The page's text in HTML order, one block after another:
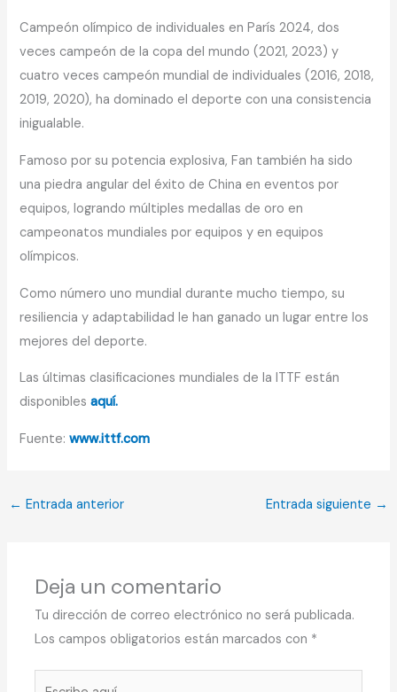
Campeón olímpico de individuales en París 2024, dos
veces campeón de la copa del mundo (2021, 2023) y
cuatro veces campeón mundial de individuales (2016, 2018,
2019, 2020), ha dominado el deporte con una consistencia
inigualable.
Famoso por su potencia explosiva, Fan también ha sido
una piedra angular del éxito de China en eventos por
equipos, logrando múltiples medallas de oro en
campeonatos mundiales por equipos y en equipos
olímpicos.
Como número uno mundial durante mucho tiempo, su
resiliencia y adaptabilidad le han ganado un lugar entre los
mejores del deporte.
Las últimas clasificaciones mundiales de la ITTF están
disponiblesaquí.
Fuente:www.ittf.com
← Entrada anterior Entrada siguiente →
Deja un comentario
Tu dirección de correo electrónico no será publicada.
Los campos obligatorios están marcados con *